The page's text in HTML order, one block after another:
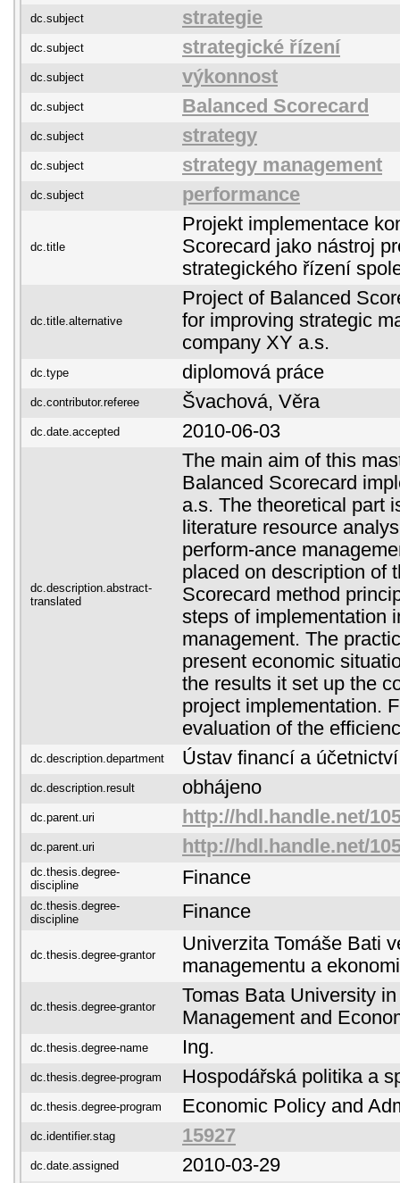
dc.subject strategie
dc.subject strategické řízení
dc.subject výkonnost
dc.subject Balanced Scorecard
dc.subject strategy
dc.subject strategy management
dc.subject performance
dc.title
Projekt implementace
Scorecard jako nástroj
strategického řízení
dc.title.alternative
Project of Balanced
for improving strategic
company XY a.s.
dc.type diplomová práce
dc.contributor.referee Švachová, Věra
dc.date.accepted 2010-06-03
dc.description.abstract-
translated
The main aim of this
Balanced Scorecard
a.s. The theoretical part
literature resource
perform-ance
placed on description of
Scorecard method
steps of implementation
management. The
present economic
the results it set up the
project implementation.
evaluation of the
dc.description.department Ústav financí a účetnictví
dc.description.result obhájeno
dc.parent.uri http://hdl.handle.net/
dc.parent.uri http://hdl.handle.net/
dc.thesis.degree-
discipline
Finance
dc.thesis.degree-
discipline
Finance
dc.thesis.degree-grantor
Univerzita Tomáše Bati
managementu a
dc.thesis.degree-grantor
Tomas Bata University
Management and
dc.thesis.degree-name Ing.
dc.thesis.degree-program Hospodářská politika a
dc.thesis.degree-program Economic Policy and
dc.identifier.stag 15927
dc.date.assigned 2010-03-29